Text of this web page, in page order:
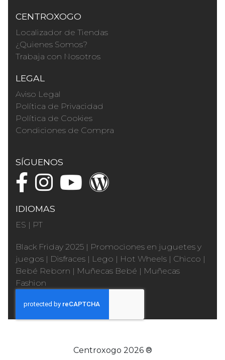
CENTROXOGO
Localizador de Tiendas
¿Quienes Somos?
Trabaja con Nosotros
LEGAL
Aviso Legal
Política de Privacidad
Política de Cookies
Condiciones de Compra
SÍGUENOS
IDIOMAS
ES | PT
Black Friday 2025 | Promociones en juguetes y
juegos | Disfraces | Lego | Hot Wheels | Chicco |
Bebé Reborn | Muñecas Bebé | Muñecas
Fashion
Centroxogo 2026 ®